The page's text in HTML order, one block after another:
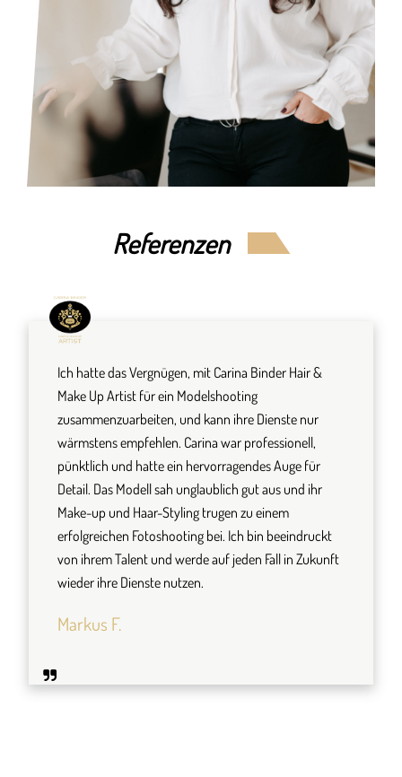
Referenzen
Ich hatte das Vergnügen, mit Carina Binder Hair &
Make Up Artist für ein Modelshooting
zusammenzuarbeiten, und kann ihre Dienste nur
wärmstens empfehlen. Carina war professionell,
pünktlich und hatte ein hervorragendes Auge für
Detail. Das Modell sah unglaublich gut aus und ihr
Make-up und Haar-Styling trugen zu einem
erfolgreichen Fotoshooting bei. Ich bin beeindruckt
von ihrem Talent und werde auf jeden Fall in Zukunft
wieder ihre Dienste nutzen.
Markus F.